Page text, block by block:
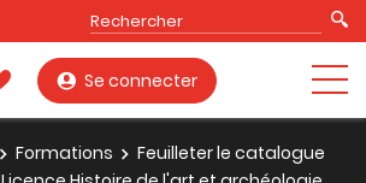
Se connecter
Formations
Feuilleter le catalogue